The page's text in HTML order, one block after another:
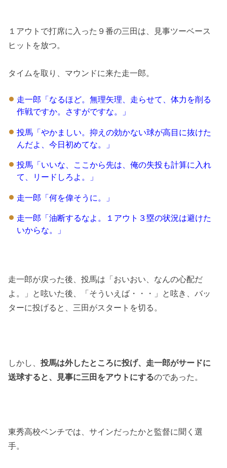
１アウトで打席に入った９番の三田は、見事ツーベース
ヒットを放つ。
タイムを取り、マウンドに来た走一郎。
走一郎「なるほど。無理矢理、走らせて、体力を削る
作戦ですか。さすがですな。」
投馬「やかましい。抑えの効かない球が高目に抜けた
んだよ、今日初めてな。」
投馬「いいな、ここから先は、俺の失投も計算に入れ
て、リードしろよ。」
走一郎「何を偉そうに。」
走一郎「油断するなよ。１アウト３塁の状況は避けた
いからな。」
走一郎が戻った後、投馬は「おいおい、なんの心配だ
よ。」と呟いた後、「そういえば・・・」と呟き、バッ
ターに投げると、三田がスタートを切る。
しかし、投馬は外したところに投げ、走一郎がサードに
送球すると、見事に三田をアウトにするのであった。
東秀高校ベンチでは、サインだったかと監督に聞く選
手。